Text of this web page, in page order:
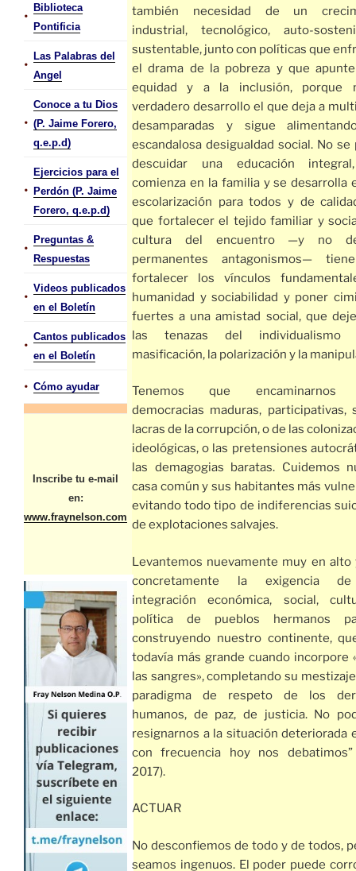
•
Biblioteca
Pontificia
•
Las Palabras del
Angel
•
Conoce a tu Dios
(P. Jaime Forero,
q.e.p.d)
•
Ejercicios para el
Perdón (P. Jaime
Forero, q.e.p.d)
•
Preguntas &
Respuestas
•
Videos publicados
en el Boletín
•
Cantos publicados
en el Boletín
• Cómo ayudar
Inscribe tu e-mail
en:
www.fraynelson.com
también necesidad de un
industrial, tecnológico, auto-
sustentable, junto con políticas que
el drama de la pobreza y que
equidad y a la inclusión, porque
verdadero desarrollo el que deja a
desamparadas y sigue
escandalosa desigualdad social. No se
descuidar una educación
comienza en la familia y se desarrolla
escolarización para todos y de
que fortalecer el tejido familiar y
cultura del encuentro —y no
permanentes antagonismos—
fortalecer los vínculos
humanidad y sociabilidad y poner
fuertes a una amistad social, que
las tenazas del
masificación, la polarización y la
Tenemos que encaminarnos
democracias maduras, participativas,
lacras de la corrupción, o de las
ideológicas, o las pretensiones
las demagogias baratas. Cuidemos
casa común y sus habitantes más
evitando todo tipo de indiferencias
de explotaciones salvajes.
Levantemos nuevamente muy en alto
concretamente la exigencia
integración económica, social,
política de pueblos hermanos
construyendo nuestro continente,
todavía más grande cuando incorpore
las sangres», completando su
paradigma de respeto de los
humanos, de paz, de justicia. No
resignarnos a la situación deteriorada
con frecuencia hoy nos debatimos”
2017).
ACTUAR
No desconfiemos de todo y de todos,
seamos ingenuos. El poder puede